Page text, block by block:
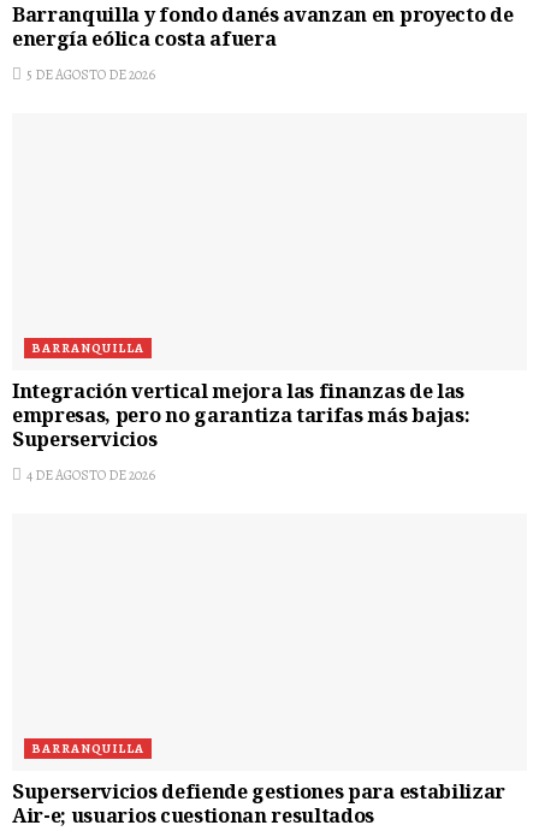
Barranquilla y fondo danés avanzan en proyecto de
energía eólica costa afuera
5 DE AGOSTO DE 2026
BARRANQUILLA
Integración vertical mejora las finanzas de las
empresas, pero no garantiza tarifas más bajas:
Superservicios
4 DE AGOSTO DE 2026
BARRANQUILLA
Superservicios defiende gestiones para estabilizar
Air-e; usuarios cuestionan resultados